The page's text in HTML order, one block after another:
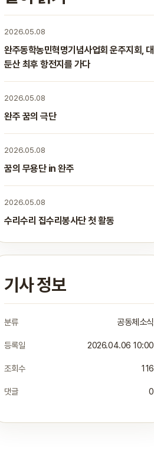
2026.05.08
완주동학농민혁명기념사업회 운주지회, 대
둔산 최후 항전지를 가다
2026.05.08
완주 꿈의 극단
2026.05.08
꿈의 무용단 in 완주
2026.05.08
수리수리 집수리봉사단 첫 활동
기사 정보
분류 공동체소식
등록일 2026.04.06 10:00
조회수 116
댓글 0